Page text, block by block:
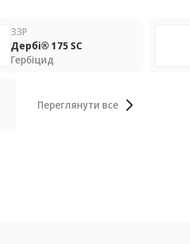
ЗЗР
Дербі® 175 SС
Гербіцид
Переглянути все